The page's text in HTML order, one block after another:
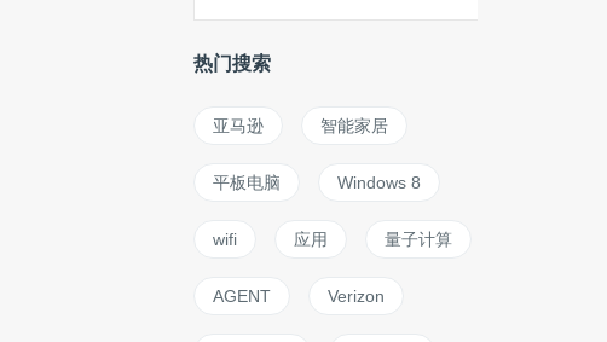
热门搜索
亚马逊 智能家居
平板电脑 Windows 8
wifi 应用 量子计算
AGENT Verizon